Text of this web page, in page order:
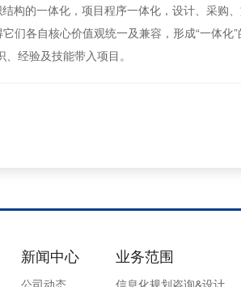
的一体化，项目程序一体化，设计、采购
们各自核心价值观统一及兼容，形成“一体
经验及技能带入项目。
新闻中心 业务范围